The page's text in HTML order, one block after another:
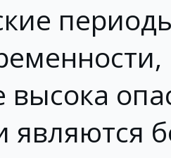
высока
являются